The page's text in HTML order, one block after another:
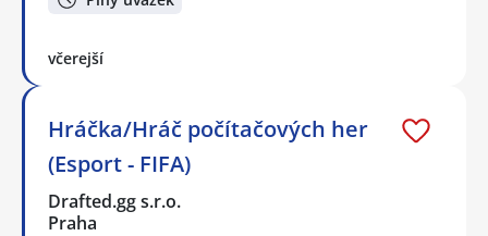
včerejší
Hráčka/Hráč počítačových her
(Esport - FIFA)
Drafted.gg s.r.o.
Praha